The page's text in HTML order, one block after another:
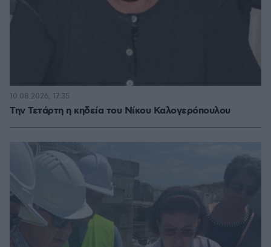
Την Τετάρτη η κηδεία του Νίκου Καλογερόπουλου
10.08.2026, 17:35